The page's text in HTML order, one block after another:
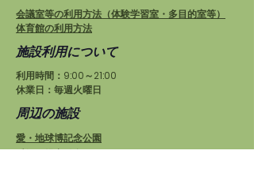
会議室等の利用方法（体験学習室・多目的室等）
体育館の利用方法
施設利用について
利用時間：9:00～21:00
休業日：毎週火曜日
周辺の施設
愛・地球博記念公園
愛知県児童総合センター